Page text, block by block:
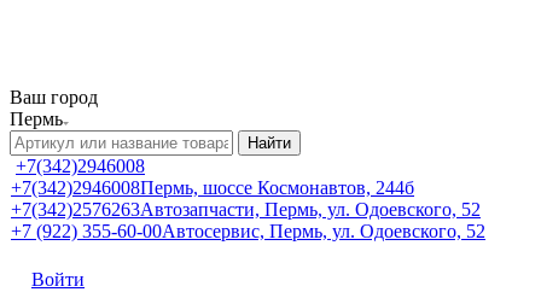
Ваш город
Пермь
Найти
+7(342)2946008
+7(342)2946008Пермь, шоссе Космонавтов, 244б
+7(342)2576263Автозапчасти, Пермь, ул. Одоевского, 52
+7 (922) 355-60-00Автосервис, Пермь, ул. Одоевского, 52
Войти